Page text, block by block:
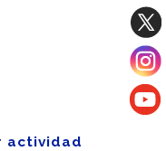
actividad